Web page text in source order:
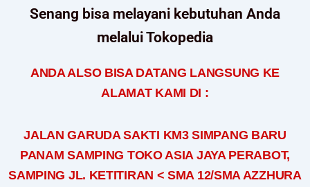
Senang bisa melayani kebutuhan Anda
melalui Tokopedia
ANDA ALSO BISA DATANG LANGSUNG KE
ALAMAT KAMI DI :
JALAN GARUDA SAKTI KM3 SIMPANG BARU
PANAM SAMPING TOKO ASIA JAYA PERABOT,
SAMPING JL. KETITIRAN < SMA 12/SMA AZZHURA